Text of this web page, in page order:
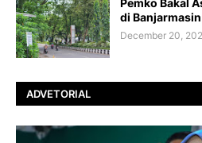
Pemko Bakal
di Banjarmasin
December 20,
ADVETORIAL